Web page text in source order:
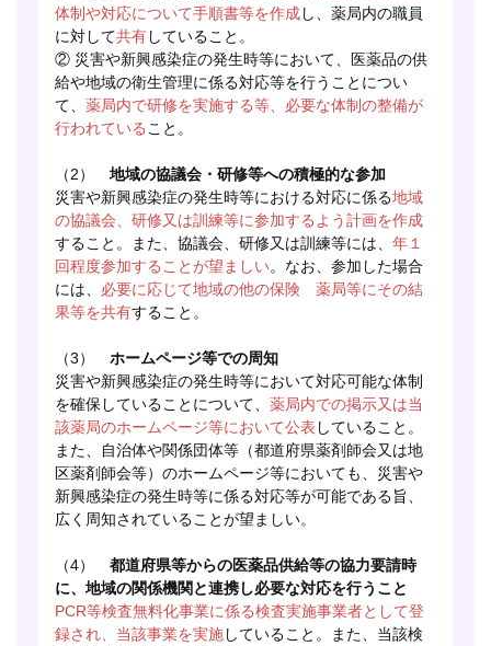
体制や対応について手順書等を作成し、薬局内の職員
に対して共有していること。
② 災害や新興感染症の発生時等において、医薬品の供
給や地域の衛生管理に係る対応等を行うことについ
て、 薬局内で研修を実施する等、必要な体制の整備が
行われている こと。
（2） 地域の協議会・研修等への積極的な参加
災害や新興感染症の発生時等における対応に係る地域
の協議会、研修又は訓練等に参加するよう計画を作成
すること。また、協議会、研修又は訓練等には、 年１
回程度参加することが望ましい。なお、参加した場合
には、 必要に応じて地域の他の保険 薬局等にその結
果等を共有すること。
（3） ホームページ等での周知
災害や新興感染症の発生時等において対応可能な体制
を確保していることについて、 薬局内での掲示又は当
該薬局のホームページ等において公表 していること。
また、自治体や関係団体等（都道府県薬剤師会又は地
区薬剤師会等）のホームページ等においても、災害や
新興感染症の発生時等に係る対応等が可能である旨、
広く周知されていることが望ましい。
（4） 都道府県等からの医薬品供給等の協力要請時
に、地域の関係機関と連携し必要な対応を行うこと
PCR等検査無料化事業に係る検査実施事業者として登
録され、当該事業を実施していること。また、当該検